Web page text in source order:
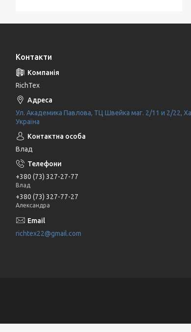
Контакти
RichTex
Ул. Академика Павлова, ТЦ Швейка маг. 2/11 и 2/22,
Україна
Влад
+380 (73) 327-27-77
Влад
+380 (73) 327-77-27
Александра
richtex22@gmail.com